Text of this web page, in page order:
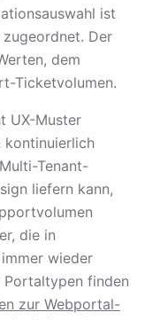
ist
zugeordnet. Der
dem
Ticketvolumen.
UX-Muster
kontinuierlich
Tenant-
liefern kann,
die in
wieder
Portaltypen finden
zur Webportal-